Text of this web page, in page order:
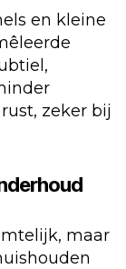
en kleine
zeker bij
maar